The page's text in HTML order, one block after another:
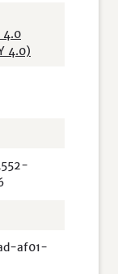
4.0
4.0)
af01-